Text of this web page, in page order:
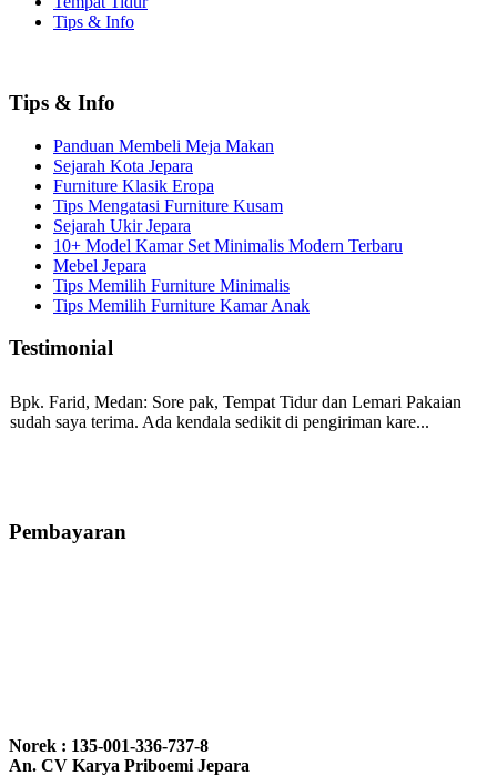
Tips & Info
Tips & Info
Panduan Membeli Meja Makan
Sejarah Kota Jepara
Furniture Klasik Eropa
Tips Mengatasi Furniture Kusam
Sejarah Ukir Jepara
10+ Model Kamar Set Minimalis Modern Terbaru
Mebel Jepara
Tips Memilih Furniture Minimalis
Tips Memilih Furniture Kamar Anak
Testimonial
Bpk. Farid, Medan: Sore pak, Tempat Tidur dan Lemari Pakaian
sudah saya terima. Ada kendala sedikit di pengiriman kare...
bale2 dan kursi teras saya sudah saya terima dan p...
nyesel deh beli geby...
Pembayaran
Norek : 135-001-336-737-8
An. CV Karya Priboemi Jepara